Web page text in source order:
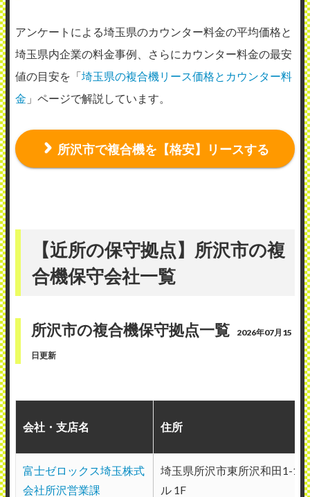
株式会社ワイズ 埼玉支店
使用メーカー：シャープ
地域：埼玉県狭山市
故障した際の連絡はすぐに取ることがで
き、なるべくはやく来社できるように調整
ます。 掃除も丁寧にしてくれていますの
で、おおむね満足しています。
（業種：電気設備工事）
所沢営業所
使用メーカー：キャノン
地域：埼玉県さいたま市
アンケートによる埼玉県のカウンター料金の平均価格と
埼玉県内企業の料金事例、さらにカウンター料金の最安
値の目安を「埼玉県の複合機リース価格とカウンター料
金 」ページで解説しています。
所沢市で複合機を【格安】リースする
【近所の保守拠点】所沢市の複
合機保守会社一覧
所沢市の複合機保守拠点一覧 2026年07月15
日更新
会社・支店名 住所
富士ゼロックス埼玉株式
会社所沢営業課
埼玉県所沢市東所沢和田1-1-
ル 1F